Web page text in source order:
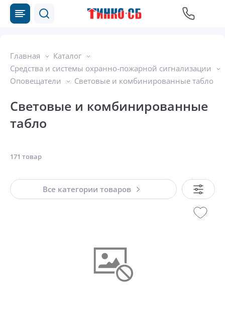
Главная
Каталог
Средства и системы охранно-пожарной сигнализации
Оповещатели
Световые и комбинированные табло
Световые и комбинированные
табло
171 товар
Все категории товаров